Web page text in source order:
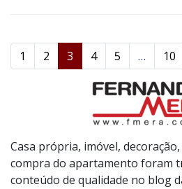
1 2 3 4 5 … 10
Casa própria, imóvel,
compra do apartamento foram
conteúdo de qualidade no blog